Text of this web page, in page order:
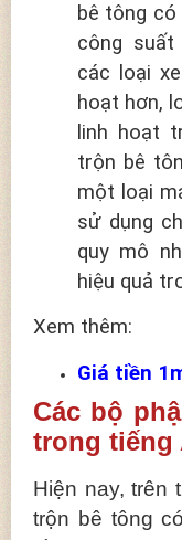
bê tông
công
các loại
hoạt hơn,
linh hoạt
trộn bê
một loại
sử dụng
quy mô
hiệu quả
Xem thêm:
Giá tiền
Các bộ
trong tiếng
Hiện nay, trên
trộn bê tông